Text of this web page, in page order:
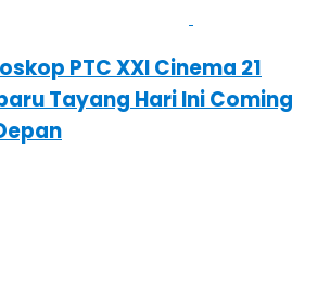
PTC XXI Cinema 21
Tayang Hari Ini Coming